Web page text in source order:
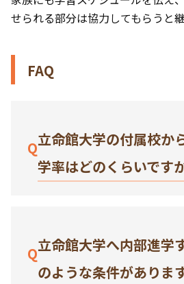
せられる部分は協力してもらうと
FAQ
Q立命館大学の付属校か
学率はどのくらいです
Q立命館大学へ内部進学
のような条件がありま